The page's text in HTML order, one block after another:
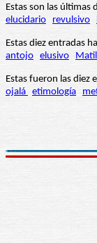
Estas son las últimas
elucidario
revulsivo
Estas diez entradas
antojo elusivo
Estas fueron las diez
ojalá etimología